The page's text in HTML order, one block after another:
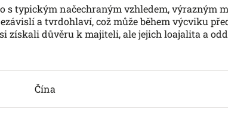
s typickým načechraným vzhledem, výrazným
a tvrdohlaví, což může během výcviku
získali důvěru k majiteli, ale jejich loajalita a
Čína